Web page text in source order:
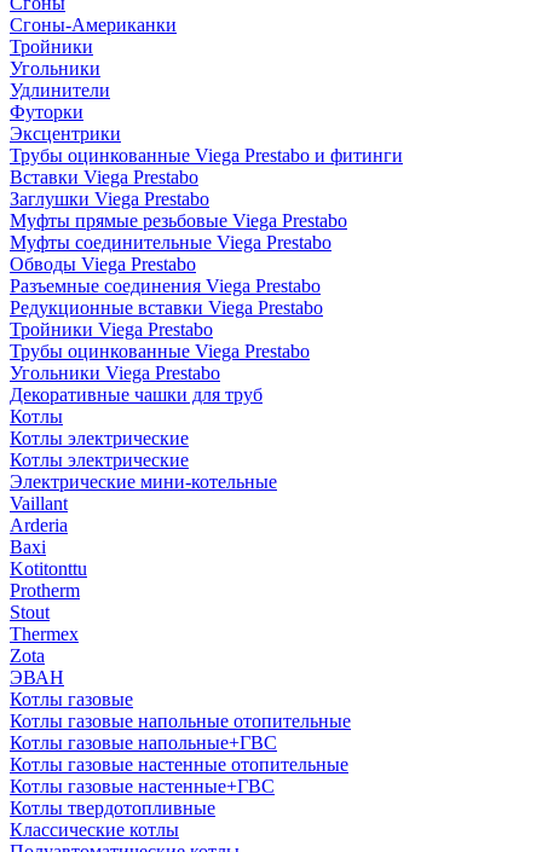
Сгоны-Американки
Тройники
Угольники
Удлинители
Футорки
Эксцентрики
Трубы оцинкованные Viega Prestabo и фитинги
Вставки Viega Prestabo
Заглушки Viega Prestabo
Муфты прямые резьбовые Viega Prestabo
Муфты соединительные Viega Prestabo
Обводы Viega Prestabo
Разъемные соединения Viega Prestabo
Редукционные вставки Viega Prestabo
Тройники Viega Prestabo
Трубы оцинкованные Viega Prestabo
Угольники Viega Prestabo
Декоративные чашки для труб
Котлы
Котлы электрические
Котлы электрические
Электрические мини-котельные
Vaillant
Arderia
Baxi
Kotitonttu
Protherm
Stout
Thermex
Zota
ЭВАН
Котлы газовые
Котлы газовые напольные отопительные
Котлы газовые напольные+ГВС
Котлы газовые настенные отопительные
Котлы газовые настенные+ГВС
Котлы твердотопливные
Классические котлы